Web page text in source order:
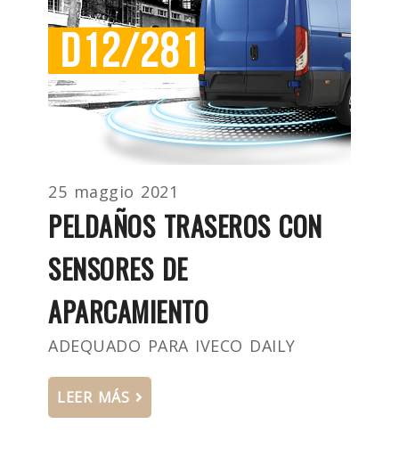
25 maggio 2021
PELDAÑOS TRASEROS CON
SENSORES DE
APARCAMIENTO
ADEQUADO PARA IVECO DAILY
LEER MÁS